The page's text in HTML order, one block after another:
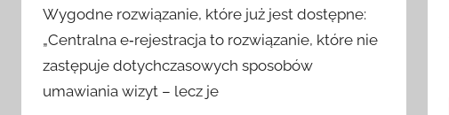
Wygodne rozwiązanie, które już jest dostępne:
„Centralna e‑rejestracja to rozwiązanie, które nie
zastępuje dotychczasowych sposobów
umawiania wizyt – lecz je